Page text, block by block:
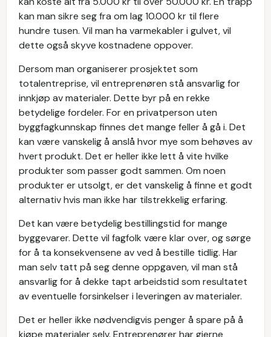
kan man sikre seg fra om lag 10.000 kr til flere
hundre tusen. Vil man ha varmekabler i gulvet, vil
dette også skyve kostnadene oppover.
Dersom man organiserer prosjektet som
totalentreprise, vil entreprenøren stå ansvarlig for
innkjøp av materialer. Dette byr på en rekke
betydelige fordeler. For en privatperson uten
byggfagkunnskap finnes det mange feller å gå i. Det
kan være vanskelig å anslå hvor mye som behøves av
hvert produkt. Det er heller ikke lett å vite hvilke
produkter som passer godt sammen. Om noen
produkter er utsolgt, er det vanskelig å finne et godt
alternativ hvis man ikke har tilstrekkelig erfaring.
Det kan være betydelig bestillingstid for mange
byggevarer. Dette vil fagfolk være klar over, og sørge
for å ta konsekvensene av ved å bestille tidlig. Har
man selv tatt på seg denne oppgaven, vil man stå
ansvarlig for å dekke tapt arbeidstid som resultatet
av eventuelle forsinkelser i leveringen av materialer.
Det er heller ikke nødvendigvis penger å spare på å
kjøpe materialer selv. Entreprenører har gjerne